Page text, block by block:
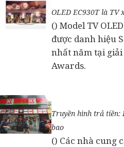
OLED EC930T là TV
() Model TV
được danh hiệu
nhất năm tại
Awards.
Truyền hình trả tiền:
bao
() Các nhà cung